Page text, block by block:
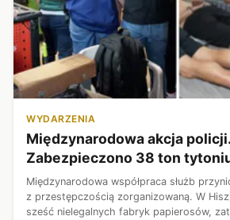
WYDARZENIA
Międzynarodowa akcja policji.
Zabezpieczono 38 ton
Międzynarodowa współpraca służb
z przestępczością zorganizowaną. W
sześć nielegalnych fabryk papierosów,